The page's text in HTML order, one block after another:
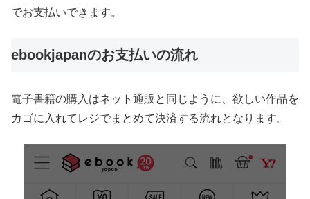
でお支払いできます。
ebookjapanのお支払いの流れ
電子書籍の購入はネット通販と同じように、欲しい作品を
カゴに入れてレジでまとめて決済する流れとなります。